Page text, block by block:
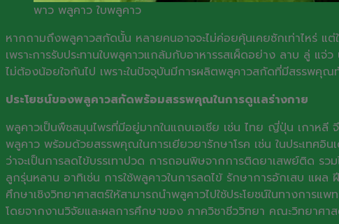
พาว พลูคาว ใบพลูคาว
หากถามถึงพลูคาวสกัดนั้น หลายคนอาจจะไม่ค่อยคุ้นเคยซักเท่าไหร่ แ
เพราะการรับประทานใบพลูคาวแกล้มกับอาหารรสเผ็ดอย่าง ลาบ ลู่
ไม่ต้องน้อยใจกันไป เพราะในปัจจุบันมีการผลิตพลูคาวสกัดที่มีสรรพคุ
ประโยชน์ของพลูคาวสกัดพร้อมสรรพคุณในการดูแลร่างกาย
พลูคาวเป็นพืชสมุนไพรที่มีอยู่มากในแถบเอเชีย เช่น ไทย ญี่ปุ่น เกาหลี
พลูคาว พร้อมด้วยสรรพคุณในการเยียวยารักษาโรค เช่น ในประเทศอิน
ว่าจะเป็นการลดไข้บรรเทาปวด การถอนพิษจากการติดยาเสพย์ติด ร
ลูกรุ่นหลาน อาทิเช่น การใช้พลูคาวในการลดไข้ รักษาการอักเสบ แผ
ศึกษาเชิงวิทยาศาสตร์ให้สามารถนำพลูคาวไปใช้ประโยชน์ในทางการ
โดยจากงานวิจัยและผลการศึกษาของ ภาควิชาชีววิทยา คณะวิทยาศา